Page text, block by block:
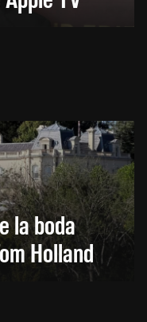
la boda
Holland